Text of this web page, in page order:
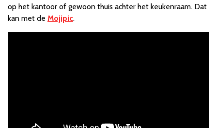
op het kantoor of gewoon thuis achter het keukenraam. Dat
kan met de Mojipic.